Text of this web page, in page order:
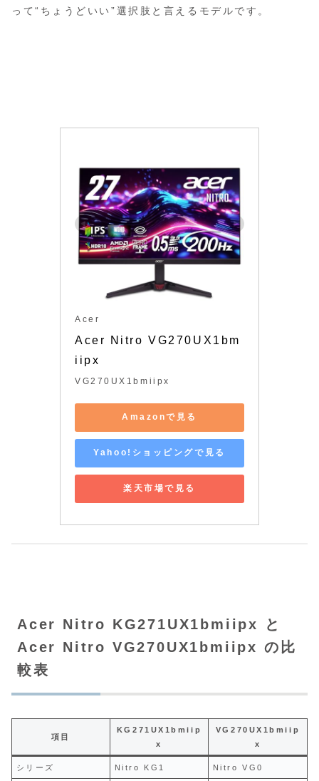
って“ちょうどいい”選択肢と言えるモデルです。
Acer
Acer Nitro VG270UX1bm
iipx
VG270UX1bmiipx
Amazonで見る
Yahoo!ショッピングで見る
楽天市場で見る
Acer Nitro KG271UX1bmiipx と
Acer Nitro VG270UX1bmiipx の比
較表
項目
KG271UX1bmiip
x
VG270UX1bmiip
x
シリーズ Nitro KG1 Nitro VG0